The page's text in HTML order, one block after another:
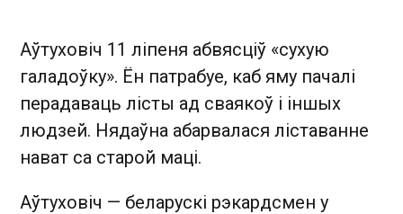
Аўтуховіч 11 ліпеня абвясціў «сухую
галадоўку». Ён патрабуе, каб яму пачалі
перадаваць лісты ад сваякоў і іншых
людзей. Нядаўна абарвалася ліставанне
нават са старой маці.
Аўтуховіч — беларускі рэкардсмен у